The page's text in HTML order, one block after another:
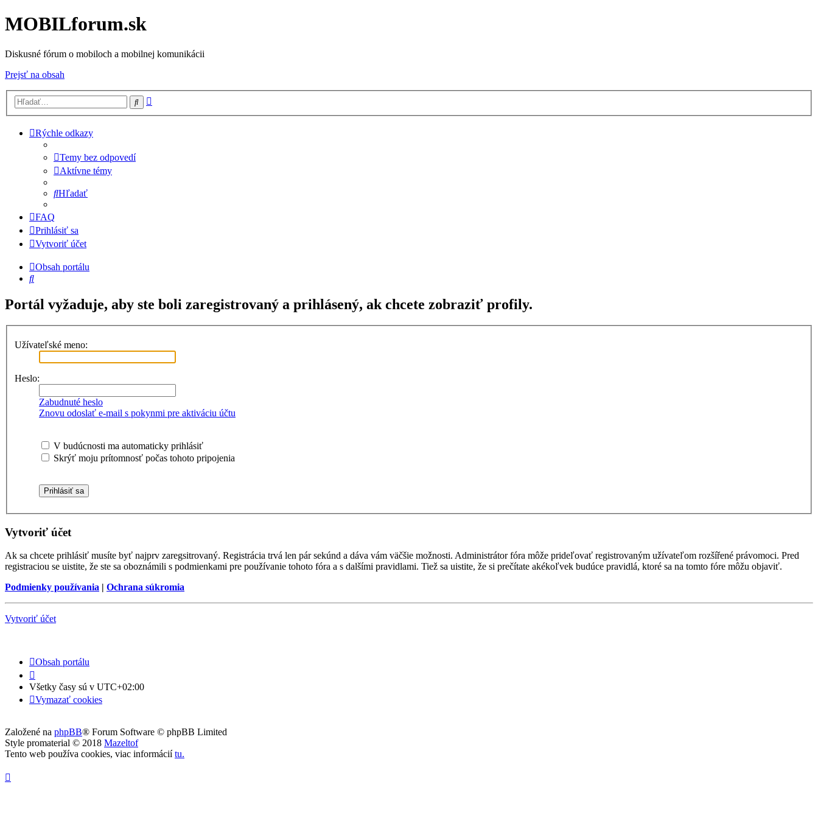
MOBILforum.sk
Diskusné fórum o mobiloch a mobilnej komunikácii
Prejsť na obsah
Hľadať
Rýchle odkazy
Temy bez odpovedí
Aktívne témy
Hľadať
FAQ
Prihlásiť sa
Vytvoriť účet
Obsah portálu
Hľadať
Portál vyžaduje, aby ste boli zaregistrovaný a prihlásený, ak chcete zobraziť profily.
Užívateľské meno:
Heslo:
Zabudnuté heslo
Znovu odoslať e-mail s pokynmi pre aktiváciu účtu
V budúcnosti ma automaticky prihlásiť
Skrýť moju prítomnosť počas tohoto pripojenia
Vytvoriť účet
Ak sa chcete prihlásiť musíte byť najprv zaregsitrovaný. Registrácia trvá len pár sekúnd a dáva vám väčšie možnosti. Administrátor fóra môže prideľovať registrovaným užívateľom rozšířené právomoci. Pred
registraciou se uistite, že ste sa oboznámili s podmienkami pre používanie tohoto fóra a s dalšími pravidlami. Tiež sa uistite, že si prečítate akékoľvek budúce pravidlá, ktoré sa na tomto fóre môžu objaviť.
Podmienky používania | Ochrana súkromia
Vytvoriť účet
Obsah portálu
Všetky časy sú v UTC+02:00
Vymazať cookies
Založené na phpBB® Forum Software © phpBB Limited
Style promaterial © 2018 Mazeltof
Tento web používa cookies, viac informáciítu.